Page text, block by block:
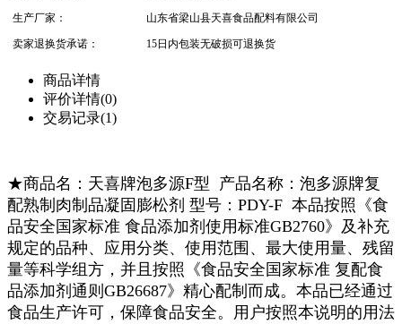
生产厂家： 山东省梁山县天喜食品配料有限公司
卖家退换货承诺： 15日内包装无破损可退换货
商品详情
评价详情(0)
交易记录(1)
★商品名：天喜牌泡多源F型 产品名称：泡多源牌复
配熟制肉制品凝固膨松剂 型号：PDY-F 本品按照《食
品安全国家标准 食品添加剂使用标准GB2760》及补充
规定的品种、应用分类、使用范围、最大使用量、残留
量等科学组方，并且按照《食品安全国家标准 复配食
品添加剂通则GB26687》精心配制而成。本品已经通过
食品生产许可，保障食品安全。用户按照本说明的用法